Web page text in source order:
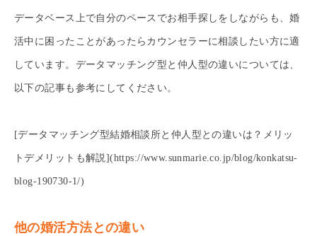
データベース上で自分のペースでお相手探しをしながらも、婚
活中に困ったことがあったらカウンセラーに相談したい方に適
しています。データマッチング型と仲人型の違いについては、
以下の記事も参考にしてください。
[データマッチング型結婚相談所と仲人型との違いは？メリッ
トデメリットも解説](https://www.sunmarie.co.jp/blog/konkatsu-
blog-190730-1/)
他の婚活方法との違い